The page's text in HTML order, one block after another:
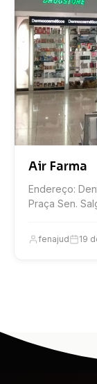
Air Farma
Endereço:
Praça Sen.
fenajud 19